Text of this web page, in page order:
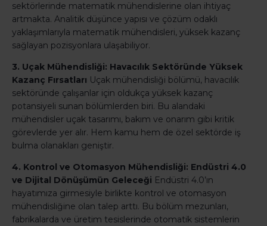
sektörlerinde matematik mühendislerine olan ihtiyaç
artmakta. Analitik düşünce yapısı ve çözüm odaklı
yaklaşımlarıyla matematik mühendisleri, yüksek kazanç
sağlayan pozisyonlara ulaşabiliyor.
3. Uçak Mühendisliği: Havacılık Sektöründe Yüksek
Kazanç Fırsatları Uçak mühendisliği bölümü, havacılık
sektöründe çalışanlar için oldukça yüksek kazanç
potansiyeli sunan bölümlerden biri. Bu alandaki
mühendisler uçak tasarımı, bakım ve onarım gibi kritik
görevlerde yer alır. Hem kamu hem de özel sektörde iş
bulma olanakları geniştir.
4. Kontrol ve Otomasyon Mühendisliği: Endüstri 4.0
ve Dijital Dönüşümün Geleceği Endüstri 4.0’ın
hayatımıza girmesiyle birlikte kontrol ve otomasyon
mühendisliğine olan talep arttı. Bu bölüm mezunları,
fabrikalarda ve üretim tesislerinde otomatik sistemlerin